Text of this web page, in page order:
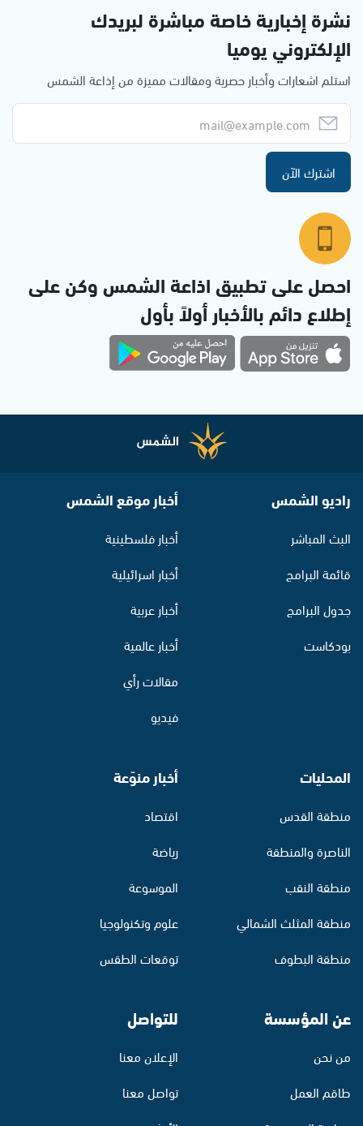
نشرة إخبارية خاصة مباشرة لبريدك
الإلكتروني يوميا
استلم اشعارات وأخبار حصرية ومقالات مميزة من إذاعة الشمس
اشترك الآن
احصل على تطبيق اذاعة الشمس وكن على
إطلاع دائم بالأخبار أولاً بأول
راديو الشمس
البث المباشر
قائمة البرامج
جدول البرامج
بودكاست
أخبار موقع الشمس
أخبار فلسطينية
أخبار اسرائيلية
أخبار عربية
أخبار عالمية
مقالات رأي
فيديو
المحليات
منطقة القدس
الناصرة والمنطقة
منطقة النقب
منطقة المثلث الشمالي
منطقة البطوف
أخبار منوّعة
اقتصاد
رياضة
الموسوعة
علوم وتكنولوجيا
توقعات الطقس
عن المؤسسة
من نحن
طاقم العمل
للتواصل
الإعلان معنا
تواصل معنا